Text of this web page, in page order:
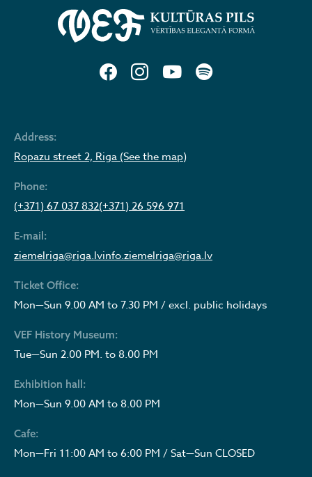
Address:
Ropazu street 2, Riga (See the map)
Phone:
(+371) 67 037 832(+371) 26 596 971
E-mail:
ziemelriga@riga.lvinfo.ziemelriga@riga.lv
Ticket Office:
Mon—Sun 9.00 AM to 7.30 PM / excl. public holidays
VEF History Museum:
Tue—Sun 2.00 PM. to 8.00 PM
Exhibition hall:
Mon—Sun 9.00 AM to 8.00 PM
Cafe:
Mon—Fri 11:00 AM to 6:00 PM / Sat—Sun CLOSED